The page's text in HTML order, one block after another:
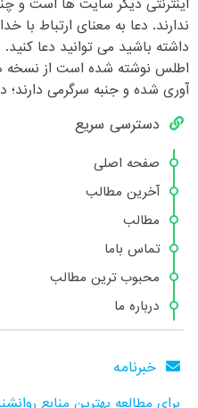
اینترنتی دیگر سایت ها است و
ندارند. دعا به معنای ارتباط
داشته باشید می توانید دعا
اطلس نوشته شده است از
آوری شده و جنبه سرگرمی دارند؛
دسترسی سریع
صفحه اصلی
آخرین مطالب
مطالب
تماس باما
محبوب ترین مطالب
درباره ما
خبرنامه
برای مطالعه بهترین منابع